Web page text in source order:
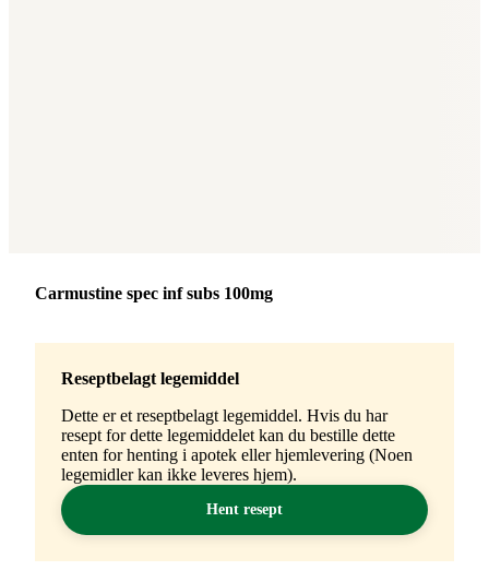
Merke:
Carmustine spec inf subs 100mg
Reseptbelagt legemiddel
Dette er et reseptbelagt legemiddel. Hvis du har
resept for dette legemiddelet kan du bestille dette
enten for henting i apotek eller hjemlevering (Noen
legemidler kan ikke leveres hjem).
Hent resept